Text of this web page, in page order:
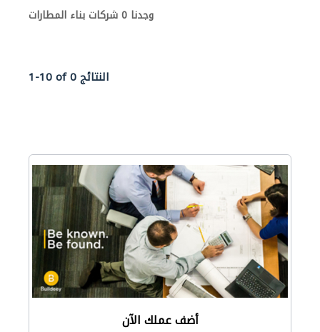
وجدنا 0 شركات بناء المطارات
1-10 of 0 النتائج
أضف عملك الآن